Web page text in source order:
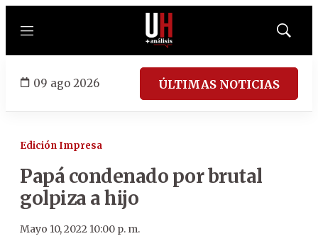
Menú
Mostrar
09 ago 2026 ÚLTIMAS NOTICIAS
Edición Impresa
Papá condenado por brutal
golpiza a hijo
Mayo 10, 2022 10:00 p. m.